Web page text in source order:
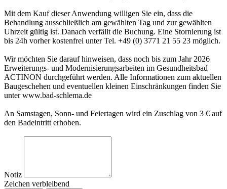
Mit dem Kauf dieser Anwendung willigen Sie ein, dass die
Behandlung ausschließlich am gewählten Tag und zur gewählten
Uhrzeit gültig ist. Danach verfällt die Buchung. Eine Stornierung ist
bis 24h vorher kostenfrei unter Tel. +49 (0) 3771 21 55 23 möglich.
Wir möchten Sie darauf hinweisen, dass noch bis zum Jahr 2026
Erweiterungs- und Modernisierungsarbeiten im Gesundheitsbad
ACTINON durchgeführt werden. Alle Informationen zum aktuellen
Baugeschehen und eventuellen kleinen Einschränkungen finden Sie
unter www.bad-schlema.de
An Samstagen, Sonn- und Feiertagen wird ein Zuschlag von 3 € auf
den Badeintritt erhoben.
Notiz
Zeichen verbleibend